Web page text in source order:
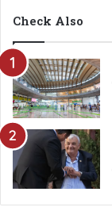
Check Also